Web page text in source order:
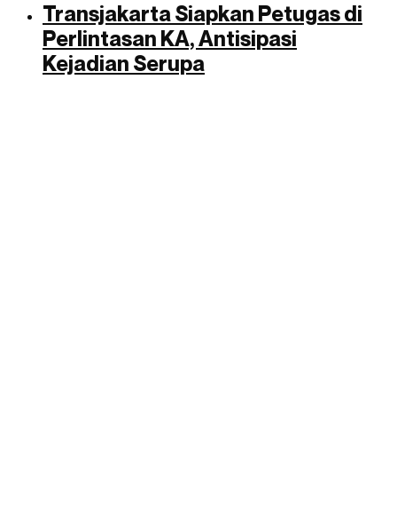
Transjakarta Siapkan Petugas di
Perlintasan KA, Antisipasi
Kejadian Serupa